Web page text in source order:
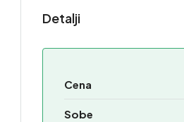
Detalji
Cena
Sobe